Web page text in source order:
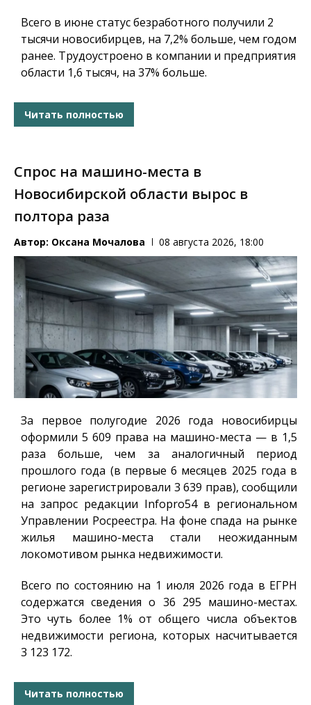
Всего в июне статус безработного получили 2
тысячи новосибирцев, на 7,2% больше, чем годом
ранее. Трудоустроено в компании и предприятия
области 1,6 тысяч, на 37% больше.
Читать полностью
Спрос на машино-места в
Новосибирской области вырос в
полтора раза
Автор: Оксана Мочалова 08 августа 2026, 18:00
За первое полугодие 2026 года новосибирцы
оформили 5 609 права на машино-места — в 1,5
раза больше, чем за аналогичный период
прошлого года (в первые 6 месяцев 2025 года в
регионе зарегистрировали 3 639 прав), сообщили
на запрос редакции Infopro54в региональном
Управлении Росреестра. На фоне спада на рынке
жилья машино-места стали неожиданным
локомотивом рынка недвижимости.
Всего по состоянию на 1 июля 2026 года в ЕГРН
содержатся сведения о 36 295 машино-местах.
Это чуть более 1% от общего числа объектов
недвижимости региона, которых насчитывается
3 123 172.
Читать полностью